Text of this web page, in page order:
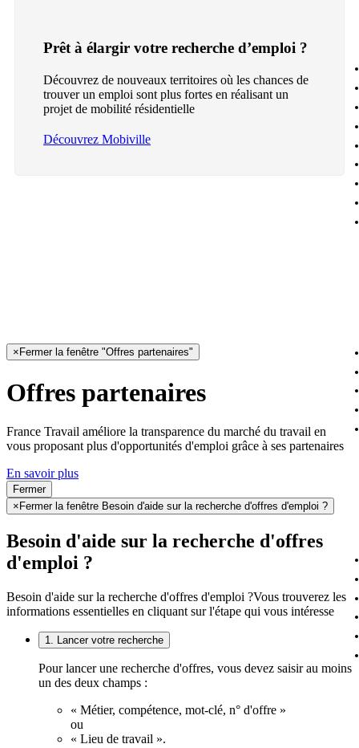
Prêt à élargir votre recherche d’emploi ?
Découvrez de nouveaux territoires où les chances de
trouver un emploi sont plus fortes en réalisant un
projet de mobilité résidentielle
Découvrez Mobiville
× Fermer la fenêtre "Offres partenaires"
Offres partenaires
France Travail améliore la transparence du marché du travail en
vous proposant plus d'opportunités d'emploi grâce à ses partenaires
En savoir plus
Fermer
× Fermer la fenêtre Besoin d'aide sur la recherche d'offres d'emploi ?
Besoin d'aide sur la recherche d'offres
d'emploi ?
Besoin d'aide sur la recherche d'offres d'emploi ?Vous trouverez les
informations essentielles en cliquant sur l'étape qui vous intéresse
1. Lancer votre recherche
Pour lancer une recherche d'offres, vous devez saisir au moins
un des deux champs :
« Métier, compétence, mot-clé, n° d'offre »
ou
« Lieu de travail ».